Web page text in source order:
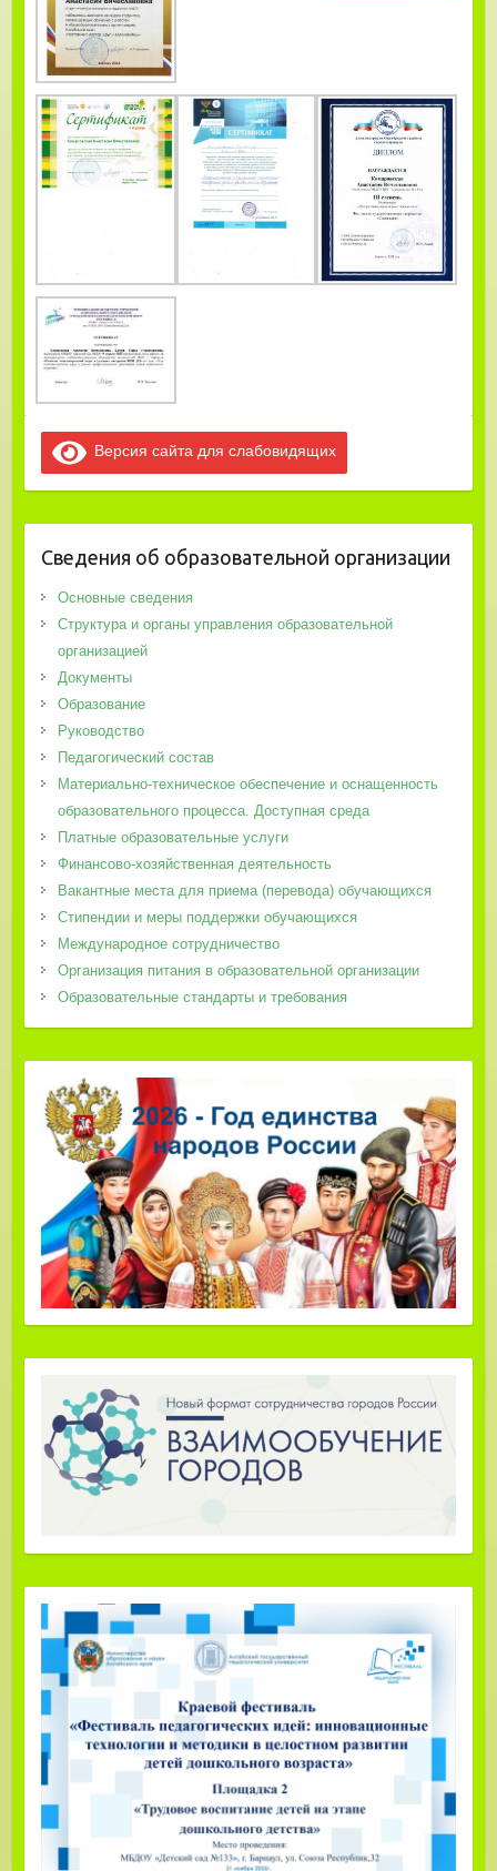
Версия сайта для слабовидящих
Сведения об образовательной организации
Основные сведения
Структура и органы управления образовательной
организацией
Документы
Образование
Руководство
Педагогический состав
Материально-техническое обеспечение и оснащенность
образовательного процесса. Доступная среда
Платные образовательные услуги
Финансово-хозяйственная деятельность
Вакантные места для приема (перевода) обучающихся
Стипендии и меры поддержки обучающихся
Международное сотрудничество
Организация питания в образовательной организации
Образовательные стандарты и требования